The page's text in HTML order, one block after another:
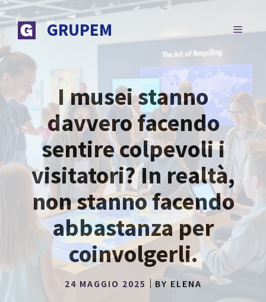
Vai
al
contenuto
GRUPEM MENU
I musei stanno
davvero facendo
sentire colpevoli i
visitatori? In realtà,
non stanno facendo
abbastanza per
coinvolgerli.
24 MAGGIO 2025 BY ELENA